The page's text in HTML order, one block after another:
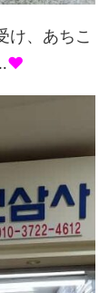
け、あちこ
♥